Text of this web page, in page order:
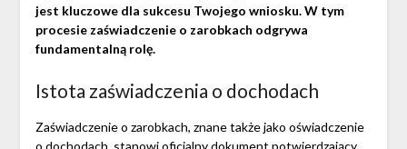
jest kluczowe dla sukcesu Twojego wniosku. W tym
procesie zaświadczenie o zarobkach odgrywa
fundamentalną rolę.
Istota zaświadczenia o dochodach
Zaświadczenie o zarobkach, znane także jako oświadczenie
o dochodach, stanowi oficjalny dokument potwierdzający